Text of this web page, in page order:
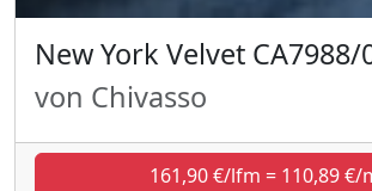
New York Velvet CA7988/
von Chivasso
161,90 €/lfm = 110,89 €/